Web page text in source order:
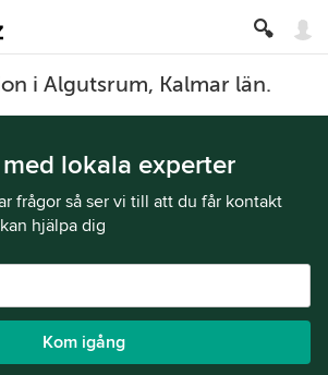
i Algutsrum, Kalmar län.
lokala experter
frågor så ser vi till att du får kontakt
hjälpa dig
Kom igång